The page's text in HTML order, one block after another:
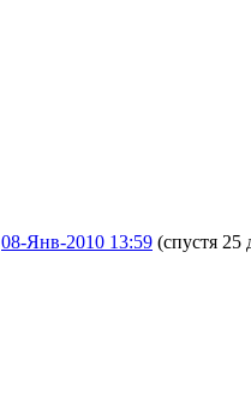
08-Янв-2010 13:59 (спустя 25